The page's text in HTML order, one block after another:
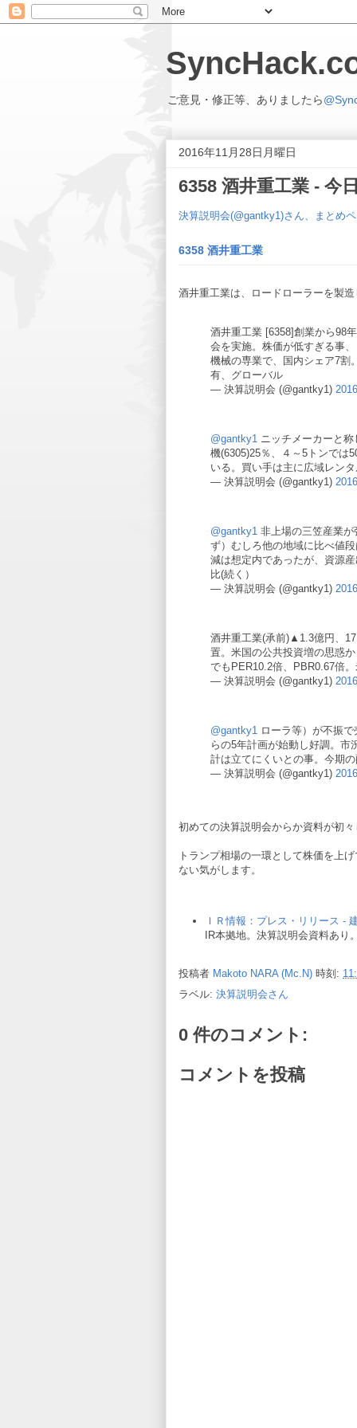
ご意見・修正等、ありましたら
2016年11月28日月曜日
6358 酒井重工業 - 今
決算説明会(@gantky1)さん、まとめ
6358 酒井重工業
酒井重工業は、ロードローラーを製
酒井重工業 [6358]創業から98
会を実施。株価が低すぎる事
機械の専業で、国内シェア7割
有、グローバル
— 決算説明会 (@gantky1)
@gantky1 ニッチメーカーと
機(6305)25％、４～5トンでは
いる。買い手は主に広域レン
— 決算説明会 (@gantky1)
@gantky1 非上場の三笠産業
ず）むしろ他の地域に比べ値
減は想定内であったが、資源
比(続く）
— 決算説明会 (@gantky1)
酒井重工業(承前)▲1.3億円、
置。米国の公共投資増の思惑
でもPER10.2倍、PBR0.67倍
— 決算説明会 (@gantky1)
@gantky1 ローラ等）が不振
らの5年計画が始動し好調。市
計は立てにくいとの事。今期
— 決算説明会 (@gantky1)
初めての決算説明会からか資料が初
トランプ相場の一環として株価を上
ない気がします。
ＩＲ情報：プレス・リリース -
IR本拠地。決算説明会資料あり
投稿者 Makoto NARA (Mc.N) 時刻:
ラベル: 決算説明会さん
0 件のコメント:
コメントを投稿